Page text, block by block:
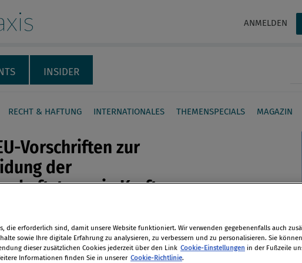
ANMELDEN
INSIDER
RECHT & HAFTUNG INTERNATIONALES THEMENSPECIALS MAGAZIN
Vorschriften zur
der
in Kraft
Jänner 2019 haben alle
neue rechtsverbindliche
anzuwenden, die auf die
die erforderlich sind, damit unsere Website funktioniert. Wir verwenden gegebenenfalls auch
sowie Ihre digitale Erfahrung zu analysieren, zu verbessern und zu personalisieren. Sie
dieser zusätzlichen Cookies jederzeit über den Link Cookie-Einstellungen in der Fußzeile
Informationen finden Sie in unserer Cookie-Richtlinie.